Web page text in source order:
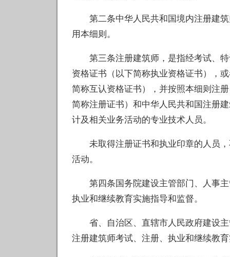
第二条中华人民共和国境内注册建筑
用本细则。
第三条注册建筑师，是指经考试、特
资格证书（以下简称执业资格证书），
简称互认资格证书），并按照本细则注
简称注册证书）和中华人民共和国注册
计及相关业务活动的专业技术人员。
未取得注册证书和执业印章的人员，
活动。
第四条国务院建设主管部门、人事主
执业和继续教育实施指导和监督。
省、自治区、直辖市人民政府建设主
注册建筑师考试、注册、执业和继续教